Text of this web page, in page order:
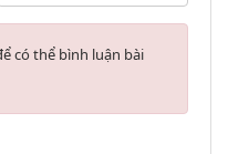
có thể bình luận bài